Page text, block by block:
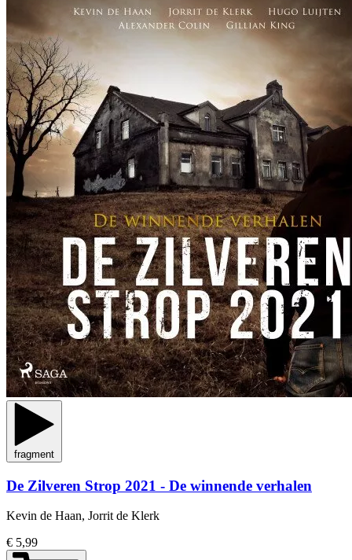
fragment
De Zilveren Strop 2021 - De winnende verhalen
Kevin de Haan, Jorrit de Klerk
€ 5,99